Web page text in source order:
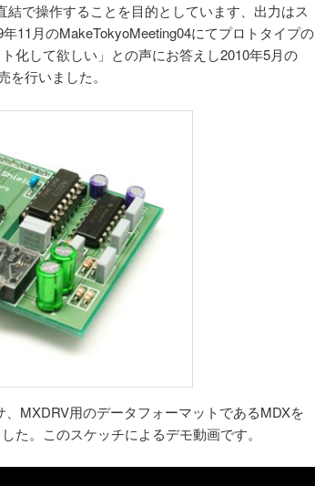
で操作することを目的としています、出力はス
11月のMakeTokyoMeeting04にてプロトタイプの
化して欲しい」との声にお答えし2010年5月の
行いました。
MXDRV用のデータフォーマットであるMDXを
た。このスケッチによるデモ動画です。